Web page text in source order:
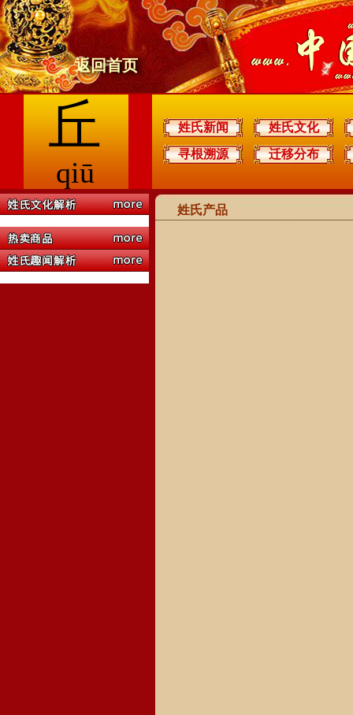
返回首页
丘
qiū
姓氏新闻
姓氏文化
寻根溯源
迁移分布
姓氏产品